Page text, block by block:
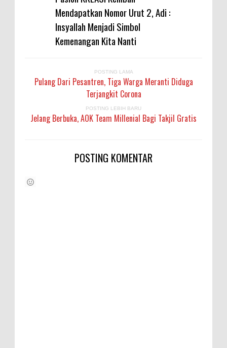
Mendapatkan Nomor Urut 2, Adi :
Insyallah Menjadi Simbol
Kemenangan Kita Nanti
POSTING LAMA
Pulang Dari Pesantren, Tiga Warga Meranti Diduga
Terjangkit Corona
POSTING LEBIH BARU
Jelang Berbuka, AOK Team Millenial Bagi Takjil Gratis
POSTING KOMENTAR